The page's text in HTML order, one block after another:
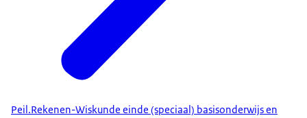
Peil.Rekenen-Wiskunde einde (speciaal) basisonderwijs en